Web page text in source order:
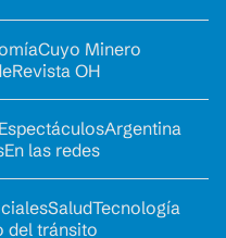
Cuyo Minero
Revista OH
EspectáculosArgentina
En las redes
SaludTecnología
del tránsito